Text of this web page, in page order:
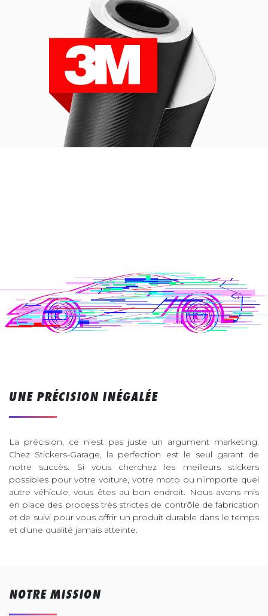
UNE PRÉCISION INÉGALÉE
La précision, ce n’est pas juste un argument marketing.
Chez Stickers-Garage, la perfection est le seul garant de
notre succès. Si vous cherchez les meilleurs stickers
possibles pour votre voiture, votre moto ou n’importe quel
autre véhicule, vous êtes au bon endroit. Nous avons mis
en place des process très strictes de contrôle de fabrication
et de suivi pour vous offrir un produit durable dans le temps
et d’une qualité jamais atteinte.
NOTRE MISSION